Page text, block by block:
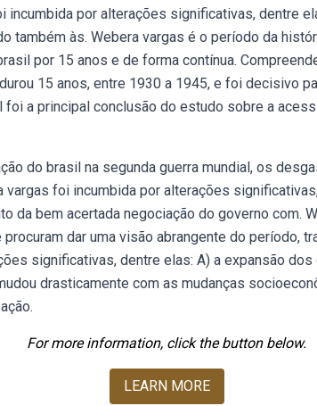
incumbida por alterações significativas, dentre
também às. Webera vargas é o período da
por 15 anos e de forma contínua.
15 anos, entre 1930 a 1945, e foi decisivo
foi a principal conclusão do estudo sobre a
do brasil na segunda guerra mundial, os
vargas foi incumbida por alterações
da bem acertada negociação do governo com.
dar uma visão abrangente do período,
significativas, dentre elas: A) a expansão
drasticamente com as mudanças
For more information, click the button below.
LEARN MORE